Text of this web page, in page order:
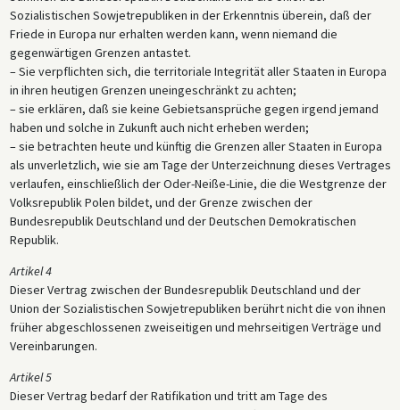
Sozialistischen Sowjetrepubliken in der Erkenntnis überein, daß der
Friede in Europa nur erhalten werden kann, wenn niemand die
gegenwärtigen Grenzen antastet.
– Sie verpflichten sich, die territoriale Integrität aller Staaten in Europa
in ihren heutigen Grenzen uneingeschränkt zu achten;
– sie erklären, daß sie keine Gebietsansprüche gegen irgend jemand
haben und solche in Zukunft auch nicht erheben werden;
– sie betrachten heute und künftig die Grenzen aller Staaten in Europa
als unverletzlich, wie sie am Tage der Unterzeichnung dieses Vertrages
verlaufen, einschließlich der Oder-Neiße-Linie, die die Westgrenze der
Volksrepublik Polen bildet, und der Grenze zwischen der
Bundesrepublik Deutschland und der Deutschen Demokratischen
Republik.
Artikel 4
Dieser Vertrag zwischen der Bundesrepublik Deutschland und der
Union der Sozialistischen Sowjetrepubliken berührt nicht die von ihnen
früher abgeschlossenen zweiseitigen und mehrseitigen Verträge und
Vereinbarungen.
Artikel 5
Dieser Vertrag bedarf der Ratifikation und tritt am Tage des